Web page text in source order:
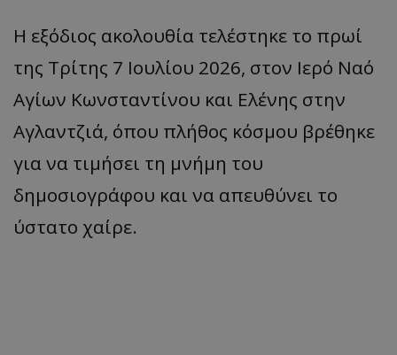
Η εξόδιος ακολουθία τελέστηκε το πρωί
της Τρίτης 7 Ιουλίου 2026, στον Ιερό Ναό
Αγίων Κωνσταντίνου και Ελένης στην
Αγλαντζιά, όπου πλήθος κόσμου βρέθηκε
για να τιμήσει τη μνήμη του
δημοσιογράφου και να απευθύνει το
ύστατο χαίρε.